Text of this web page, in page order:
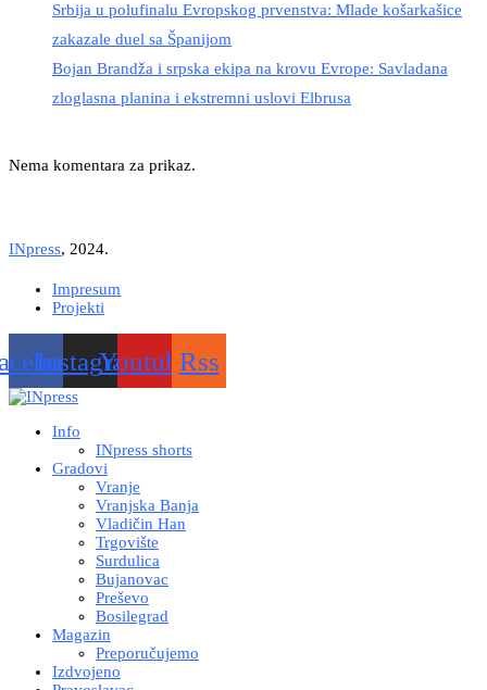
Srbija u polufinalu Evropskog prvenstva: Mlade košarkašice
zakazale duel sa Španijom
Bojan Brandža i srpska ekipa na krovu Evrope: Savladana
zloglasna planina i ekstremni uslovi Elbrusa
Nema komentara za prikaz.
INpress, 2024.
Impresum
Projekti
InstagramYoutubeRss
Info
INpress shorts
Gradovi
Vranje
Vranjska Banja
Vladičin Han
Trgovište
Surdulica
Bujanovac
Preševo
Bosilegrad
Magazin
Preporučujemo
Izdvojeno